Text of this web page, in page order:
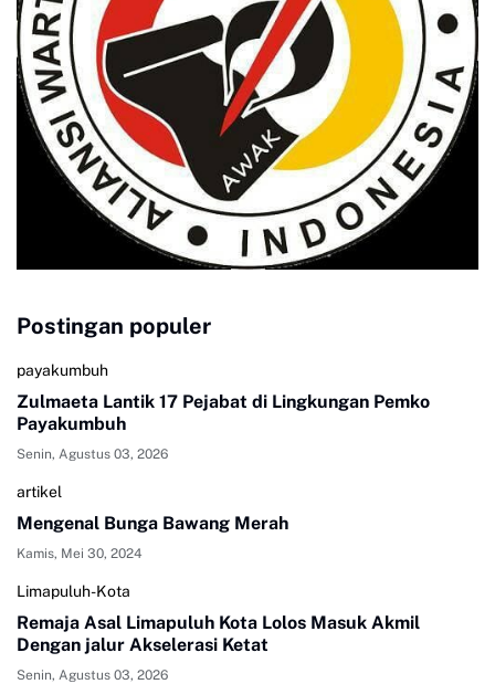
Postingan populer
payakumbuh
Zulmaeta Lantik 17 Pejabat di Lingkungan Pemko
Payakumbuh
Senin, Agustus 03, 2026
artikel
Mengenal Bunga Bawang Merah
Kamis, Mei 30, 2024
Limapuluh-Kota
Remaja Asal Limapuluh Kota Lolos Masuk Akmil
Dengan jalur Akselerasi Ketat
Senin, Agustus 03, 2026